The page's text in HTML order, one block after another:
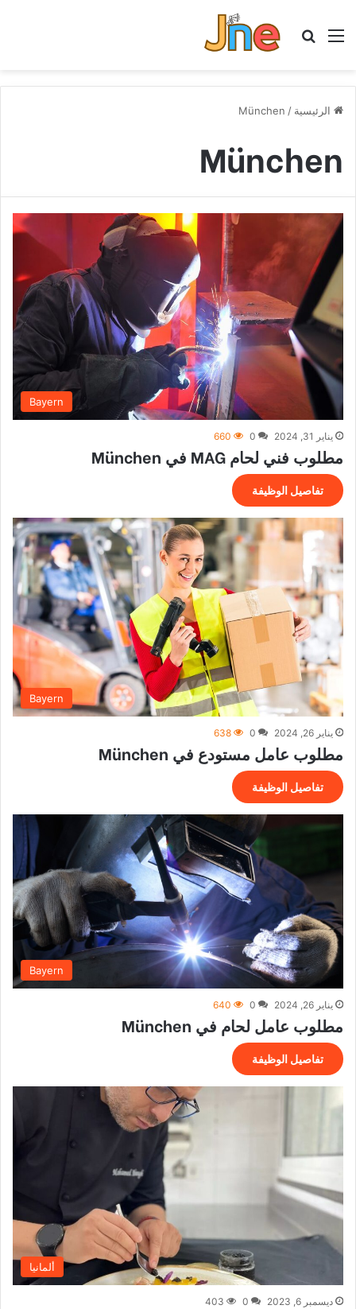
القائمة بحث عن
الرئيسية /
München
München
Bayern
يناير 31, 2024 0
660
مطلوب فني لحام MAG في München
تفاصيل الوظيفة
Bayern
يناير 26, 2024 0
638
مطلوب عامل مستودع في München
تفاصيل الوظيفة
Bayern
يناير 26, 2024 0
640
مطلوب عامل لحام في München
تفاصيل الوظيفة
ألمانيا
ديسمبر 6, 2023 0
403